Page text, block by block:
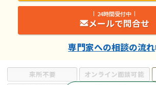
来所不要 オンライン面談可能
24時間受付中
メールで問合せ
専門家への相談の流れ